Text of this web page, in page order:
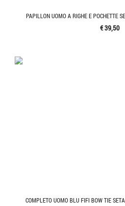
PAPILLON UOMO A RIGHE E POCHETTE
€ 39,50
COMPLETO UOMO BLU FIFI BOW TIE